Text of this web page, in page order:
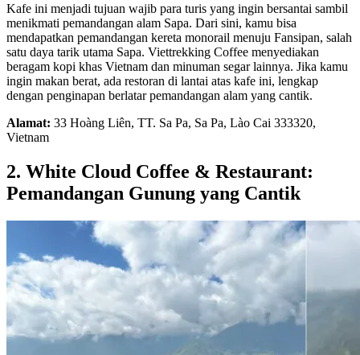
Kafe ini menjadi tujuan wajib para turis yang ingin bersantai sambil
menikmati pemandangan alam Sapa. Dari sini, kamu bisa
mendapatkan pemandangan kereta monorail menuju Fansipan, salah
satu daya tarik utama Sapa. Viettrekking Coffee menyediakan
beragam kopi khas Vietnam dan minuman segar lainnya. Jika kamu
ingin makan berat, ada restoran di lantai atas kafe ini, lengkap
dengan penginapan berlatar pemandangan alam yang cantik.
Alamat: 33 Hoàng Liên, TT. Sa Pa, Sa Pa, Lào Cai 333320,
Vietnam
2. White Cloud Coffee & Restaurant:
Pemandangan Gunung yang Cantik